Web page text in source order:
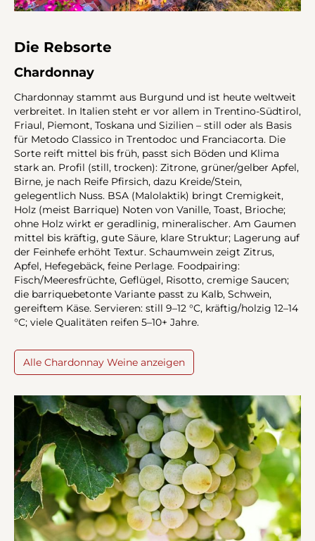
Die Rebsorte
Chardonnay
Chardonnay stammt aus Burgund und ist heute weltweit
verbreitet. In Italien steht er vor allem in Trentino-Südtirol,
Friaul, Piemont, Toskana und Sizilien – still oder als Basis
für Metodo Classico in Trentodoc und Franciacorta. Die
Sorte reift mittel bis früh, passt sich Böden und Klima
stark an. Profil (still, trocken): Zitrone, grüner/gelber Apfel,
Birne, je nach Reife Pfirsich, dazu Kreide/Stein,
gelegentlich Nuss. BSA (Malolaktik) bringt Cremigkeit,
Holz (meist Barrique) Noten von Vanille, Toast, Brioche;
ohne Holz wirkt er geradlinig, mineralischer. Am Gaumen
mittel bis kräftig, gute Säure, klare Struktur; Lagerung auf
der Feinhefe erhöht Textur. Schaumwein zeigt Zitrus,
Apfel, Hefegebäck, feine Perlage. Foodpairing:
Fisch/Meeresfrüchte, Geflügel, Risotto, cremige Saucen;
die barriquebetonte Variante passt zu Kalb, Schwein,
gereiftem Käse. Servieren: still 9–12 °C, kräftig/holzig 12–14
°C; viele Qualitäten reifen 5–10+ Jahre.
Alle Chardonnay Weine anzeigen